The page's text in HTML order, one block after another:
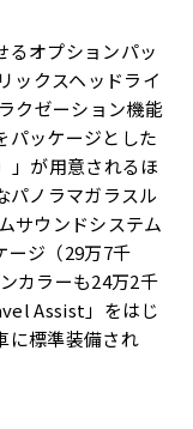
るオプションパッ
ックスヘッドライ
クゼーション機能
パッケージとした
」が用意されるほ
パノラマガラスル
サウンドシステム
ージ（29万7千
カラーも24万2千
Assist」 をはじ
に標準装備され